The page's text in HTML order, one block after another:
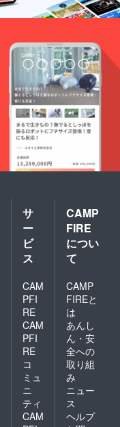
サ
ー
ビ
ス
CAM
PFI
RE
CAM
PFI
RE
コ
ミュ
ニ
ティ
CAM
CAMP
FIRE
につい
て
CAMP
FIREと
は
あんし
ん・安
全への
取り組
み
ニュー
ス
ヘルプ